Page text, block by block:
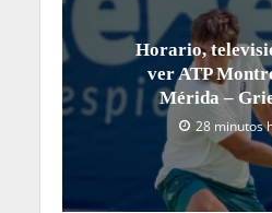
Horario,
ver ATP
Mérida –
28 minutos